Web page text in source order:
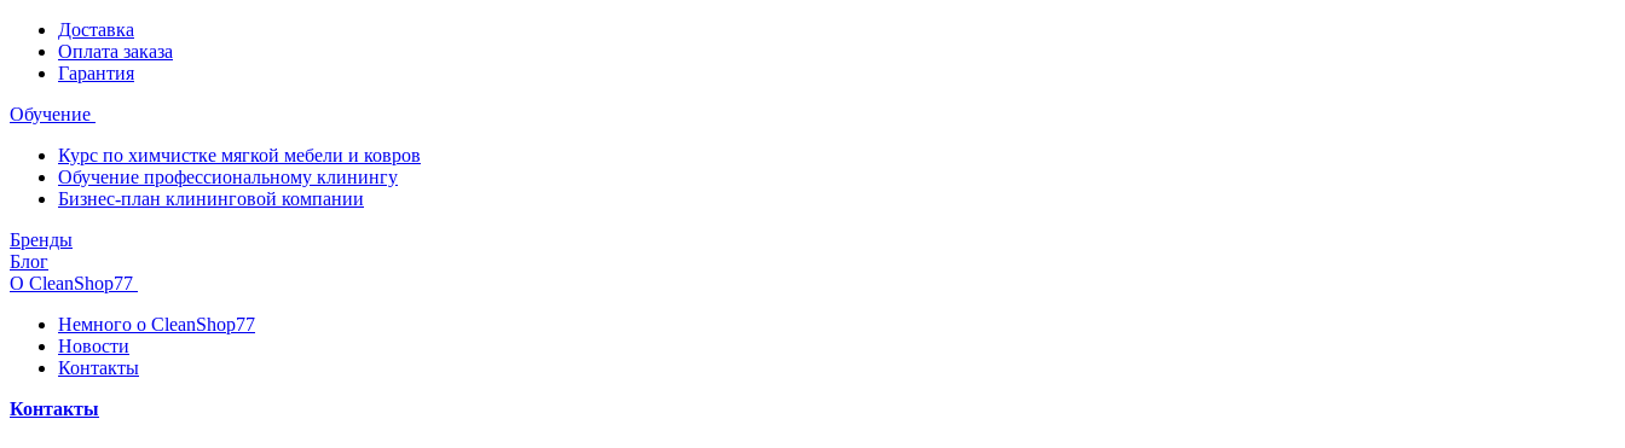
Доставка
Оплата заказа
Гарантия
Обучение
Курс по химчистке мягкой мебели и ковров
Обучение профессиональному клинингу
Бизнес-план клининговой компании
Бренды
Блог
О CleanShop77
Немного о CleanShop77
Новости
Контакты
Контакты